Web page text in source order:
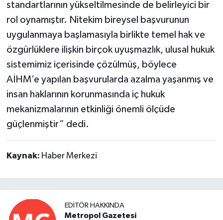
standartlarının yükseltilmesinde de belirleyici bir
rol oynamıştır. Nitekim bireysel başvurunun
uygulanmaya başlamasıyla birlikte temel hak ve
özgürlüklere ilişkin birçok uyuşmazlık, ulusal hukuk
sistemimiz içerisinde çözülmüş, böylece
AİHM’e yapılan başvurularda azalma yaşanmış ve
insan haklarının korunmasında iç hukuk
mekanizmalarının etkinliği önemli ölçüde
güçlenmiştir” dedi.
Kaynak: Haber Merkezi
EDITÖR HAKKINDA
Metropol Gazetesi